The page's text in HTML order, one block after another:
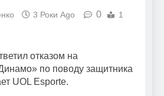
3 Роки Ago 0
1
отказом на
по поводу защитника
UOL Esporte.